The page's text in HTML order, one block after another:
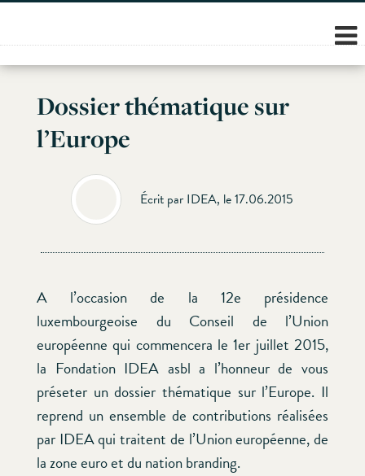
Skip
content
Dossier thématique sur
l’Europe
Écrit par IDEA, le 17.06.2015
A l’occasion de la 12e présidence
luxembourgeoise du Conseil de l’Union
européenne qui commencera le 1er juillet 2015,
la Fondation IDEA asbl a l’honneur de vous
préseter un dossier thématique sur l’Europe. Il
reprend un ensemble de contributions réalisées
par IDEA qui traitent de l’Union européenne, de
la zone euro et du nation branding.